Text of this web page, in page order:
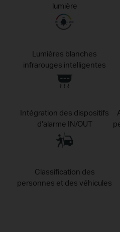
lumière
Lumières blanches
infrarouges intelligentes
Intégration des dispositifs
d'alarme IN/OUT
Classification des
personnes et des véhicules